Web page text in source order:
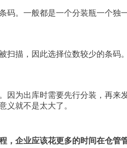
。一般都是一个分装瓶一个独
扫描，因此选择位数较少的条码。
为出库时需要先行分装，再来
义就不是太大了。
企业应该花更多的时间在仓管